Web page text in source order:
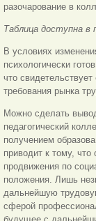
разочарование в
Таблица доступна в
В условиях
психологически
что свидетельствует
требования рынка
Можно сделать
педагогический
получением
приводит к тому, что
продвижения по
положения. Лишь
дальнейшую
сферой